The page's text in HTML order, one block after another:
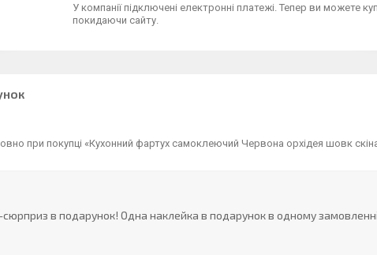
У компанії підключені електронні платежі. Тепер ви можете
покидаючи сайту.
при покупці «Кухонний фартух самоклеючий Червона орхідея шовк
в подарунок! Одна наклейка в подарунок в одному замовленні